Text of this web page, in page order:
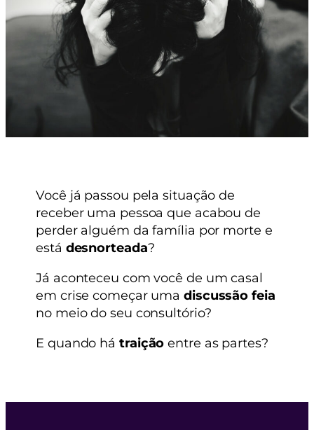
Você já passou pela situação de
receber uma pessoa que acabou de
perder alguém da família por morte e
está desnorteada?
Já aconteceu com você de um casal
em crise começar umadiscussão feia
no meio do seu consultório?
E quando há traição entre as partes?